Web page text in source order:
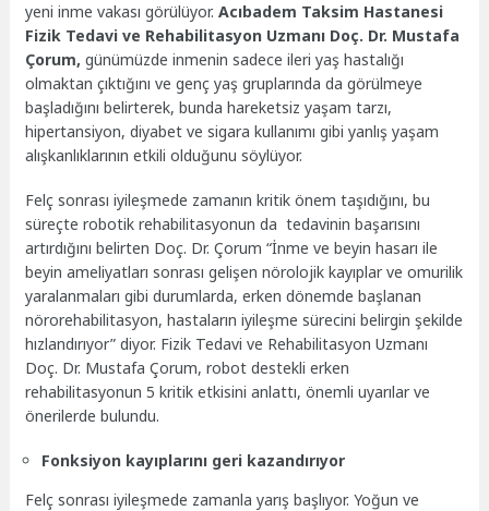
yeni inme vakası görülüyor.Acıbadem Taksim Hastanesi
Fizik Tedavi ve Rehabilitasyon Uzmanı Doç. Dr. Mustafa
Çorum, günümüzde inmenin sadece ileri yaş hastalığı
olmaktan çıktığını ve genç yaş gruplarında da görülmeye
başladığını belirterek, bunda hareketsiz yaşam tarzı,
hipertansiyon, diyabet ve sigara kullanımı gibi yanlış yaşam
alışkanlıklarının etkili olduğunu söylüyor.
Felç sonrası iyileşmede zamanın kritik önem taşıdığını, bu
süreçte robotik rehabilitasyonun da tedavinin başarısını
artırdığını belirten Doç. Dr. Çorum “İnme ve beyin hasarı ile
beyin ameliyatları sonrası gelişen nörolojik kayıplar ve omurilik
yaralanmaları gibi durumlarda, erken dönemde başlanan
nörorehabilitasyon, hastaların iyileşme sürecini belirgin şekilde
hızlandırıyor” diyor. Fizik Tedavi ve Rehabilitasyon Uzmanı
Doç. Dr. Mustafa Çorum, robot destekli erken
rehabilitasyonun 5 kritik etkisini anlattı, önemli uyarılar ve
önerilerde bulundu.
Fonksiyon kayıplarını geri kazandırıyor
Felç sonrası iyileşmede zamanla yarış başlıyor. Yoğun ve